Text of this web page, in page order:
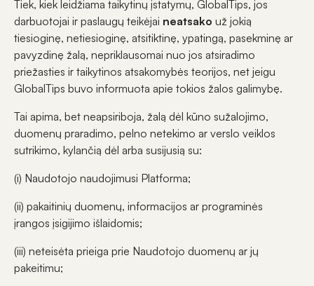
Tiek, kiek leidžiama taikytinų įstatymų, GlobalTips, jos
darbuotojai ir paslaugų teikėjai neatsako už jokią
tiesioginę, netiesioginę, atsitiktinę, ypatingą, pasekminę ar
pavyzdinę žalą, nepriklausomai nuo jos atsiradimo
priežasties ir taikytinos atsakomybės teorijos, net jeigu
GlobalTips buvo informuota apie tokios žalos galimybę.
Tai apima, bet neapsiriboja, žalą dėl kūno sužalojimo,
duomenų praradimo, pelno netekimo ar verslo veiklos
sutrikimo, kylančią dėl arba susijusią su:
(i) Naudotojo naudojimusi Platforma;
(ii) pakaitinių duomenų, informacijos ar programinės
įrangos įsigijimo išlaidomis;
(iii) neteisėta prieiga prie Naudotojo duomenų ar jų
pakeitimu;